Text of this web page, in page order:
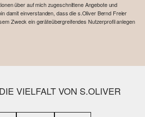
über auf mich zugeschnittene Angebote und
damit einverstanden, dass die s.Oliver Bernd Freier
Zweck ein geräteübergreifendes Nutzerprofil anlegen
VIELFALT VON S.OLIVER